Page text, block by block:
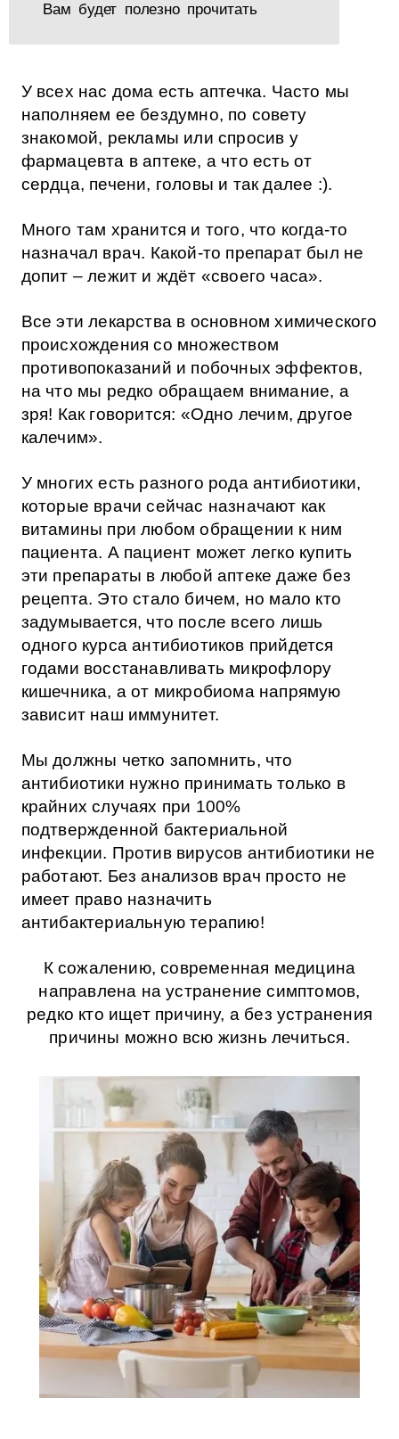
Вам будет полезно прочитать
У всех нас дома есть аптечка. Часто мы
наполняем ее бездумно, по совету
знакомой, рекламы или спросив у
фармацевта в аптеке, а что есть от
сердца, печени, головы и так далее :).
Много там хранится и того, что когда-то
назначал врач. Какой-то препарат был не
допит – лежит и ждёт «своего часа».
Все эти лекарства в основном химического
происхождения со множеством
противопоказаний и побочных эффектов,
на что мы редко обращаем внимание, а
зря! Как говорится: «Одно лечим, другое
калечим».
У многих есть разного рода антибиотики,
которые врачи сейчас назначают как
витамины при любом обращении к ним
пациента. А пациент может легко купить
эти препараты в любой аптеке даже без
рецепта. Это стало бичем, но мало кто
задумывается, что после всего лишь
одного курса антибиотиков прийдется
годами восстанавливать микрофлору
кишечника, а от микробиома напрямую
зависит наш иммунитет.
Мы должны четко запомнить, что
антибиотики нужно принимать только в
крайних случаях при 100%
подтвержденной бактериальной
инфекции. Против вирусов антибиотики не
работают. Без анализов врач просто не
имеет право назначить
антибактериальную терапию!
К сожалению, современная медицина
направлена на устранение симптомов,
редко кто ищет причину, а без устранения
причины можно всю жизнь лечиться.